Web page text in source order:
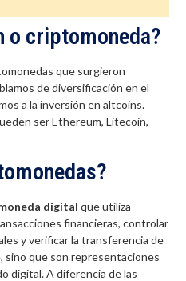
o criptomoneda?
que surgieron
de diversificación en el
a la inversión en altcoins.
ser Ethereum, Litecoin,
digital que utiliza
financieras, controlar
y verificar la transferencia de
que son representaciones
digital. A diferencia de las